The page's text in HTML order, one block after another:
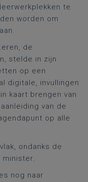
te
worden om
de
stelde in zijn
op een
digitale, invullingen
kaart brengen van
van de
op alle
ondanks de
nog naar